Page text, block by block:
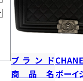
ブランド
商品名ボーイ